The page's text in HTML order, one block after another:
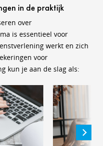
in de praktijk
over
is essentieel voor
werkt en zich
voor
kun je aan de slag als: